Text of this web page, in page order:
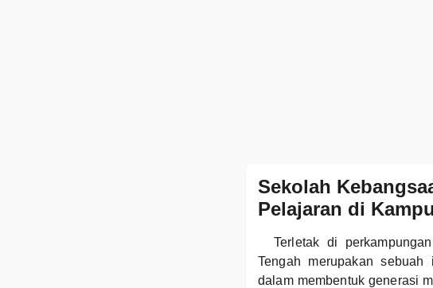
Sekolah
Pelajaran di
Terletak di
Tengah merupakan
dalam membentuk generasi